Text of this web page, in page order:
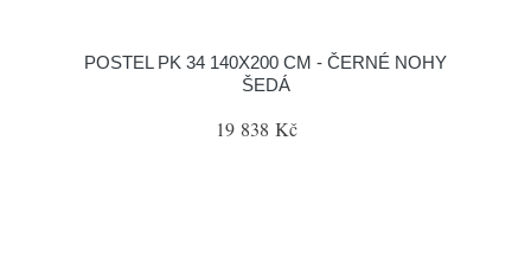
POSTEL PK 34 140X200 CM - ČERNÉ NOHY
ŠEDÁ
19 838 Kč